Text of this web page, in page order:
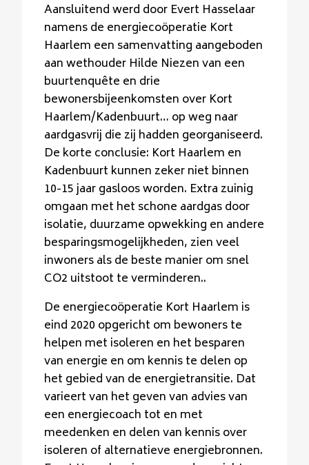
Aansluitend werd door Evert Hasselaar
namens de energiecoöperatie Kort
Haarlem een samenvatting aangeboden
aan wethouder Hilde Niezen van een
buurtenquête en drie
bewonersbijeenkomsten over Kort
Haarlem/Kadenbuurt… op weg naar
aardgasvrij die zij hadden georganiseerd.
De korte conclusie: Kort Haarlem en
Kadenbuurt kunnen zeker niet binnen
10-15 jaar gasloos worden. Extra zuinig
omgaan met het schone aardgas door
isolatie, duurzame opwekking en andere
besparingsmogelijkheden, zien veel
inwoners als de beste manier om snel
CO2 uitstoot te verminderen..
De energiecoöperatie Kort Haarlem is
eind 2020 opgericht om bewoners te
helpen met isoleren en het besparen
van energie en om kennis te delen op
het gebied van de energietransitie. Dat
varieert van het geven van advies van
een energiecoach tot en met
meedenken en delen van kennis over
isoleren of alternatieve energiebronnen.